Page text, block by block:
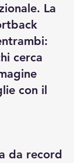
La
cerca
con il
da record